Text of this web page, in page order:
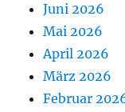
Juni 2026
Mai 2026
April 2026
März 2026
Februar